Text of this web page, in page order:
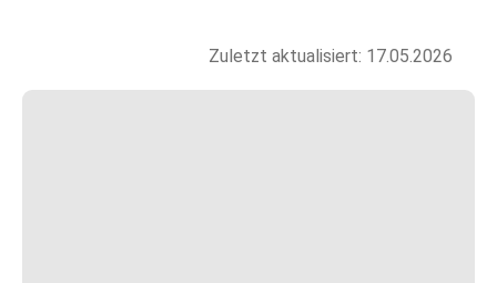
Zuletzt aktualisiert: 17.05.2026